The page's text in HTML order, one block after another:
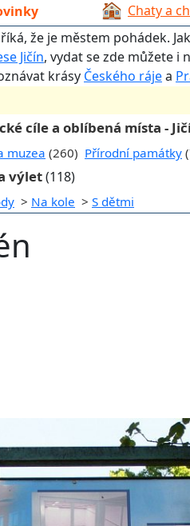
Chaty a
říká, že je městem pohádek.
Jičín, vydat se zde můžete i
krásy Českého rájea
cíle a oblíbená místa -
muzea (260) Přírodní památky
výlet(118)
> Na kole > S dětmi